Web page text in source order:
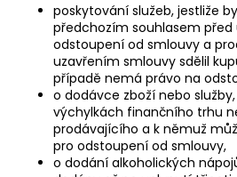
poskytování služeb, jestliže
předchozím souhlasem
odstoupení od smlouvy a
uzavřením smlouvy sdělil
případě nemá právo na
o dodávce zboží nebo
výchylkách finančního trhu
prodávajícího a k němuž
pro odstoupení od smlouvy,
o dodání alkoholických